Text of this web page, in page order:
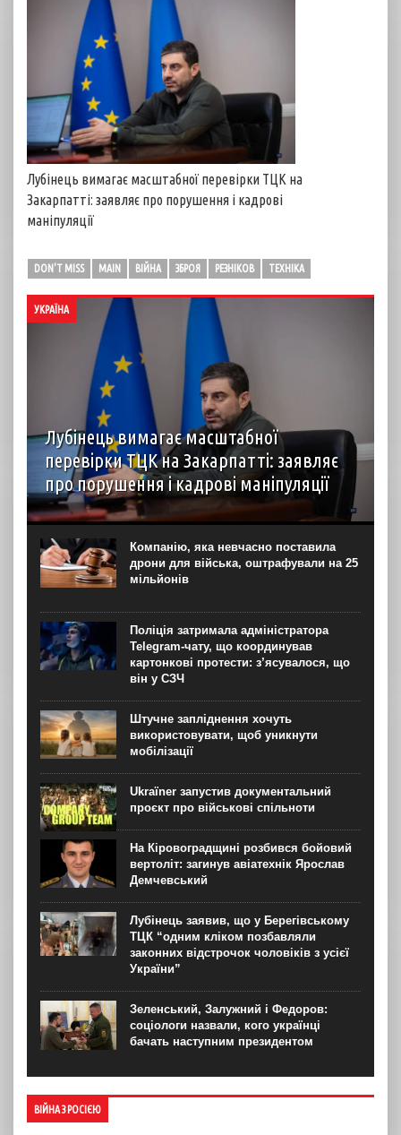
Лубінець вимагає масштабної перевірки ТЦК на
Закарпатті: заявляє про порушення і кадрові
маніпуляції
DON'T MISS MAIN ВІЙНА ЗБРОЯ РЕЗНІКОВ ТЕХНІКА
УКРАЇНА
Лубінець вимагає масштабної
перевірки ТЦК на Закарпатті: заявляє
про порушення і кадрові маніпуляції
Уповноважений Верховної Ради з питань захисту прав
людини Дмитро Лубінець вимагає масштабної перевірки
ОТЦК та СП на Закарпатті Про це омбудсман написав у
неділю, 9 серпня, у своєму телеграм-каналі....
Компанію, яка невчасно поставила
дрони для війська, оштрафували на 25
мільйонів
Поліція затримала адміністратора
Telegram-чату, що координував
картонкові протести: з’ясувалося, що
він у СЗЧ
Штучне запліднення хочуть
використовувати, щоб уникнути
мобілізації
Ukraїner запустив документальний
проєкт про військові спільноти
На Кіровоградщині розбився бойовий
вертоліт: загинув авіатехнік Ярослав
Демчевський
Лубінець заявив, що у Берегівському
ТЦК “одним кліком позбавляли
законних відстрочок чоловіків з усієї
України”
Зеленський, Залужний і Федоров:
соціологи назвали, кого українці
бачать наступним президентом
ВІЙНА З РОСІЄЮ